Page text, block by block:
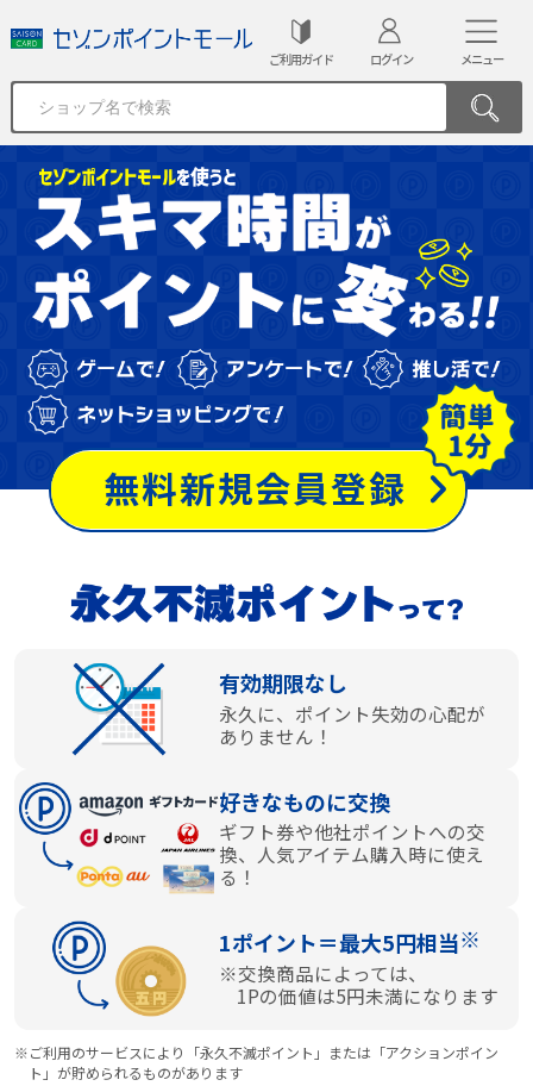
ご利用ガイド ログイン メニュー
無料新規会員登録
有効期限なし
永久に、ポイント失効の心配が
ありません！
好きなものに交換
ギフト券や他社ポイントへの交
換、人気アイテム購入時に使え
る！
1ポイント＝最大5円相当※
※交換商品によっては、
1Pの価値は5円未満になります
※ご利用のサービスにより「永久不滅ポイント」または「アクションポイン
ト」が貯められるものがあります